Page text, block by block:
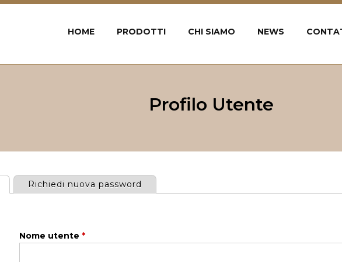
HOME PRODOTTI CHI SIAMO NEWS
Profilo Utente
(scheda attiva)
Richiedi nuova password
Nome utente *